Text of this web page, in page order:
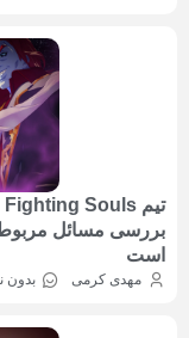
بررسی مسائل
است
مهدی کرمی بدون